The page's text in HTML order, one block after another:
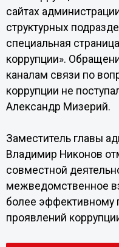
сайтах
структурных
специальная
коррупции».
каналам связи по
коррупции не
Александр Мизерий.
Заместитель главы
Владимир Никонов
совместной
межведомственное
более эффективному
проявлений